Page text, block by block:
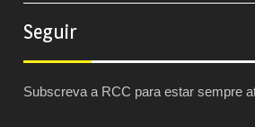
Seguir
Subscreva a RCC para estar sempre